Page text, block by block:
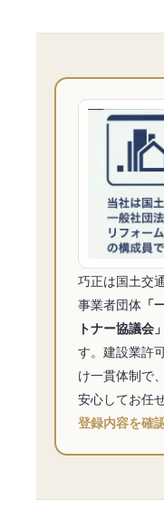
巧正は国土交
事業者団体「
トナー協議会
す。建設業許
け一貫体制で
安心してお任
登録内容を確